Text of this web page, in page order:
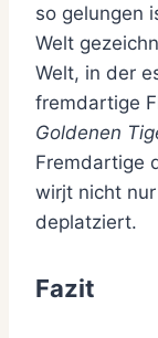
so gelungen
Welt
Welt, in der
fremdartige
Goldenen
Fremdartige
wirjt nicht
deplatziert.
Fazit